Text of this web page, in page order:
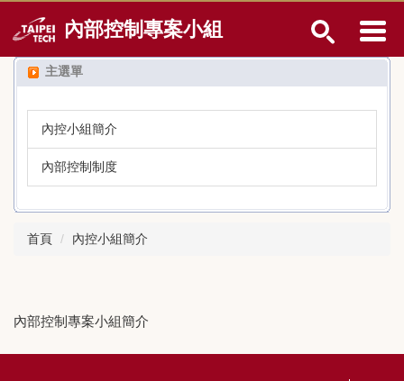
到
內
內部控制專案小組
主選單
內控小組簡介
內部控制制度
首頁 內控小組簡介
內部控制專案小組簡介